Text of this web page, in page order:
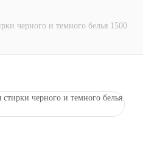
черного и темного белья 1500